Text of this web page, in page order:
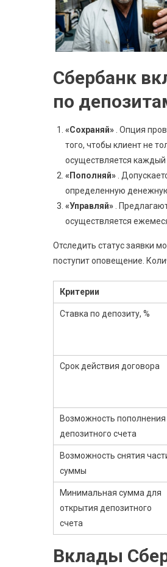
Сбербанк
по
«Сохраняй» . Опция
того, чтобы клиент не
осуществляется каждый
«Пополняй» .
определенную
«Управляй» .
осуществляется
Отследить статус заявки
поступит оповещение.
Критерии
Ставка по депозиту, %
Срок действия договора
Возможность пополнения
депозитного счета
Возможность снятия
суммы
Минимальная сумма для
открытия депозитного
счета
Вклады